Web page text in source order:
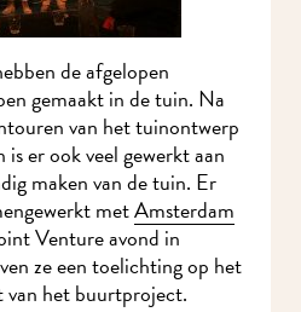
de afgelopen
gemaakt in de tuin. Na
van het tuinontwerp
er ook veel gewerkt aan
maken van de tuin. Er
metAmsterdam
Venture avond in
ze een toelichting op het
het buurtproject.